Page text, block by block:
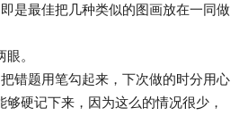
是最佳把几种类似的图画放在一同做
。
错题用笔勾起来，下次做的时分用心
硬记下来，因为这么的情况很少，